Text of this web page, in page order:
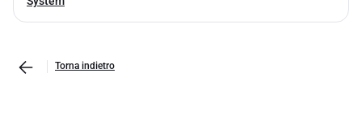
Torna indietro